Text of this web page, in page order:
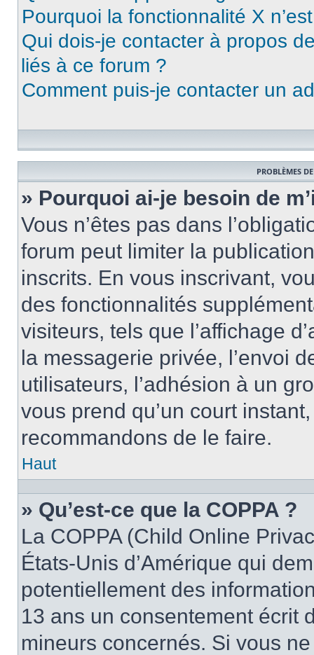
Pourquoi la fonctionnalité X
Qui dois-je contacter à propos
liés à ce forum ?
Comment puis-je contacter un
PROBLÈMES
» Pourquoi ai-je besoin de
Vous n’êtes pas dans
forum peut limiter la
inscrits. En vous inscrivant,
des fonctionnalités
visiteurs, tels que l’affichage
la messagerie privée, l’envoi
utilisateurs, l’adhésion à un
vous prend qu’un court
recommandons de le faire.
Haut
» Qu’est-ce que la COPPA ?
La COPPA (Child Online
États-Unis d’Amérique qui
potentiellement des
13 ans un consentement écrit
mineurs concernés. Si vous